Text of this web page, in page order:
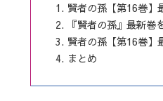
賢者の孫【第16巻】
『賢者の孫』最新巻
賢者の孫【第16巻】
まとめ